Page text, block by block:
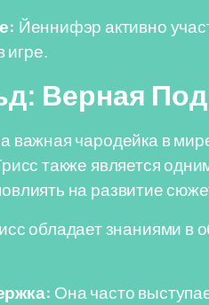
Йеннифэр активно
игре.
Верная
чародейка в
также является
на развитие
обладает знаниями в
Она часто